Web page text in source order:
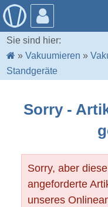
Sie sind hier:
»Vakuumieren »
Standgeräte
Sorry -
Sorry, aber
angeforderte
unseres